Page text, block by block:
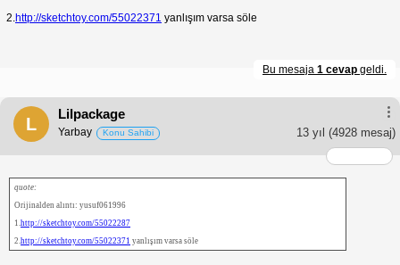
2.http://sketchtoy.com/55022371 yanlışım varsa söle
Bu mesaja 1 cevap geldi.
L
Lilpackage
13 yıl (4928 mesaj)
Yarbay Konu Sahibi
quote:
Orijinalden alıntı: yusuf061996
1.http://sketchtoy.com/55022287
2.http://sketchtoy.com/55022371 yanlışım varsa söle